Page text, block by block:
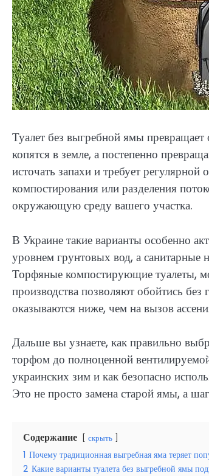
Туалет без выгребной ямы
копятся в земле, а постепенно
источать запахи и требует
компостирования или разделения
окружающую среду вашего участка.
В Украине такие варианты особенно
уровнем грунтовых вод, а санитарные
Торфяные компостирующие туалеты,
производства позволяют обойтись
оказываются ниже, чем на вызов
Дальше вы узнаете, как правильно
торфом до полноценной
украинских зим и как безопасно
Это не просто замена старой ямы, а
Содержание скрыть
1 Почему традиционная выгребная яма теряет
2 Какие варианты туалета без выгребной ямы